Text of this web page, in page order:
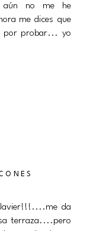
aún no me he
me dices que
por probar... yo
da
terraza....pero